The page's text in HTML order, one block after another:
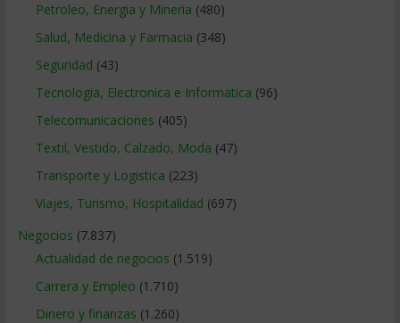
Petroleo, Energia y Mineria (480)
Salud, Medicina y Farmacia (348)
Seguridad (43)
Tecnologia, Electronica e Informatica (96)
Telecomunicaciones (405)
Textil, Vestido, Calzado, Moda (47)
Transporte y Logistica (223)
Viajes, Turismo, Hospitalidad (697)
Negocios (7.837)
Actualidad de negocios (1.519)
Carrera y Empleo (1.710)
Dinero y finanzas (1.260)